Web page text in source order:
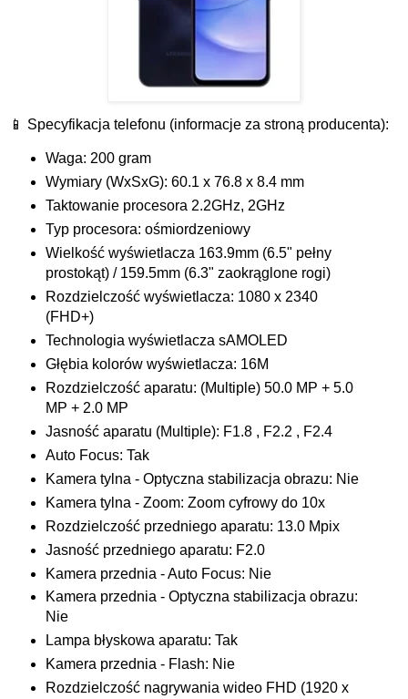
📱 Specyfikacja telefonu (informacje za stroną producenta):
Waga: 200 gram
Wymiary (WxSxG): 60.1 x 76.8 x 8.4 mm
Taktowanie procesora 2.2GHz, 2GHz
Typ procesora: ośmiordzeniowy
Wielkość wyświetlacza 163.9mm (6.5" pełny
prostokąt) / 159.5mm (6.3" zaokrąglone rogi)
Rozdzielczość wyświetlacza: 1080 x 2340
(FHD+)
Technologia wyświetlacza sAMOLED
Głębia kolorów wyświetlacza: 16M
Rozdzielczość aparatu: (Multiple) 50.0 MP + 5.0
MP + 2.0 MP
Jasność aparatu (Multiple): F1.8 , F2.2 , F2.4
Auto Focus: Tak
Kamera tylna - Optyczna stabilizacja obrazu: Nie
Kamera tylna - Zoom: Zoom cyfrowy do 10x
Rozdzielczość przedniego aparatu: 13.0 Mpix
Jasność przedniego aparatu: F2.0
Kamera przednia - Auto Focus: Nie
Kamera przednia - Optyczna stabilizacja obrazu:
Nie
Lampa błyskowa aparatu: Tak
Kamera przednia - Flash: Nie
Rozdzielczość nagrywania wideo FHD (1920 x